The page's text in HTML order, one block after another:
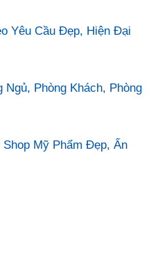
Yêu Cầu Đẹp, Hiện Đại
Ngủ, Phòng Khách, Phòng
Mỹ Phẩm Đẹp, Ấn